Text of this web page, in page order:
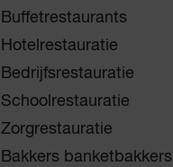
Buffetrestaurants
Hotelrestauratie
Bedrijfsrestauratie
Schoolrestauratie
Zorgrestauratie
Bakkers banketbakkers